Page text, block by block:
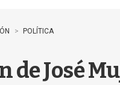
POLÍTICA
de José